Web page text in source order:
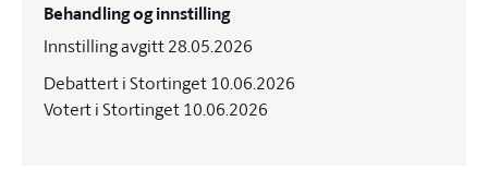
Behandling og innstilling
Innstilling avgitt 28.05.2026
Debattert i Stortinget 10.06.2026
Votert i Stortinget 10.06.2026